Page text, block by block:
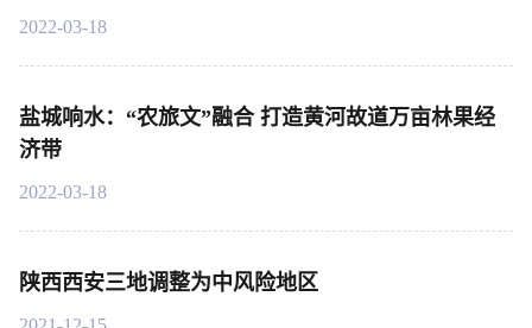
2022-03-18
盐城响水：“农旅文”融合 打造黄河故道万亩林果经
济带
2022-03-18
陕西西安三地调整为中风险地区